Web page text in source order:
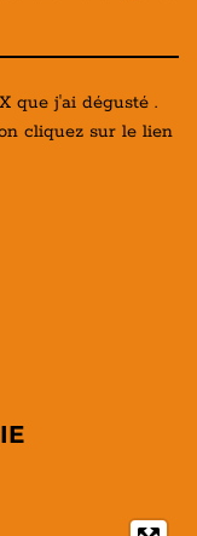
que j'ai dégusté .
cliquez sur le lien